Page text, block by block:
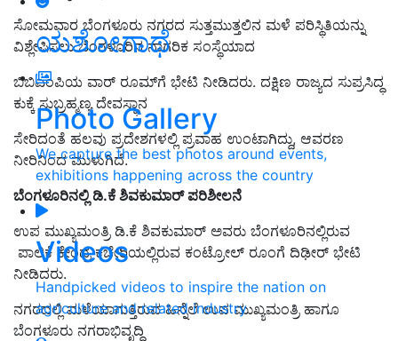
ಯಶೋಗಾಥೆ
Photo Gallery
We capture the best photos around events,
exhibitions happening across the country
Videos
Handpicked videos to inspire the nation on
agriculture and related industry
ಸೋಮವಾರ ಬೆಂಗಳೂರು ನಗರದ ಸುತ್ತಮುತ್ತಲಿನ ಮಳೆ ಪರಿಸ್ಥಿತಿಯನ್ನು
ವಿಶ್ಲೇಷಿಸಲು ಬೆಂಗಳೂರಿನ ನಾಗರಿಕ ಸಂಸ್ಥೆಯಾದ
ಬಿಬಿಎಂಪಿಯ ವಾರ್ ರೂಮ್‌ಗೆ ಭೇಟಿ ನೀಡಿದರು. ದಕ್ಷಿಣ ರಾಜ್ಯದ ಸುಪ್ರಸಿದ್ಧ
ಕುಕ್ಕೆ ಸುಬ್ರಹ್ಮಣ್ಯ ದೇವಸ್ಥಾನ
ಸೇರಿದಂತೆ ಹಲವು ಪ್ರದೇಶಗಳಲ್ಲಿ ಪ್ರವಾಹ ಉಂಟಾಗಿದ್ದು, ಆವರಣ
ನೀರಿನಿಂದ ಮುಳುಗಿದೆ.
ಬೆಂಗಳೂರಿನಲ್ಲಿ ಡಿ.ಕೆ ಶಿವಕುಮಾರ್‌ ಪರಿಶೀಲನೆ
ಉಪ ಮುಖ್ಯಮಂತ್ರಿ ಡಿ.ಕೆ ಶಿವಕುಮಾರ್‌ ಅವರು ಬೆಂಗಳೂರಿನಲ್ಲಿರುವ
ಪಾಲಿಕೆ ಕೇಂದ್ರ ಕಚೇರಿಯಲ್ಲಿರುವ ಕಂಟ್ರೋಲ್ ರೂಂಗೆ ದಿಢೀರ್ ಭೇಟಿ
ನೀಡಿದರು.
ನಗರದಲ್ಲಿ ಮಳೆಯಾಗುತ್ತಿರುವ ಹಿನ್ನೆಲೆ ಉಪ ಮುಖ್ಯಮಂತ್ರಿ ಹಾಗೂ
ಬೆಂಗಳೂರು ನಗರಾಭಿವೃದ್ಧಿ